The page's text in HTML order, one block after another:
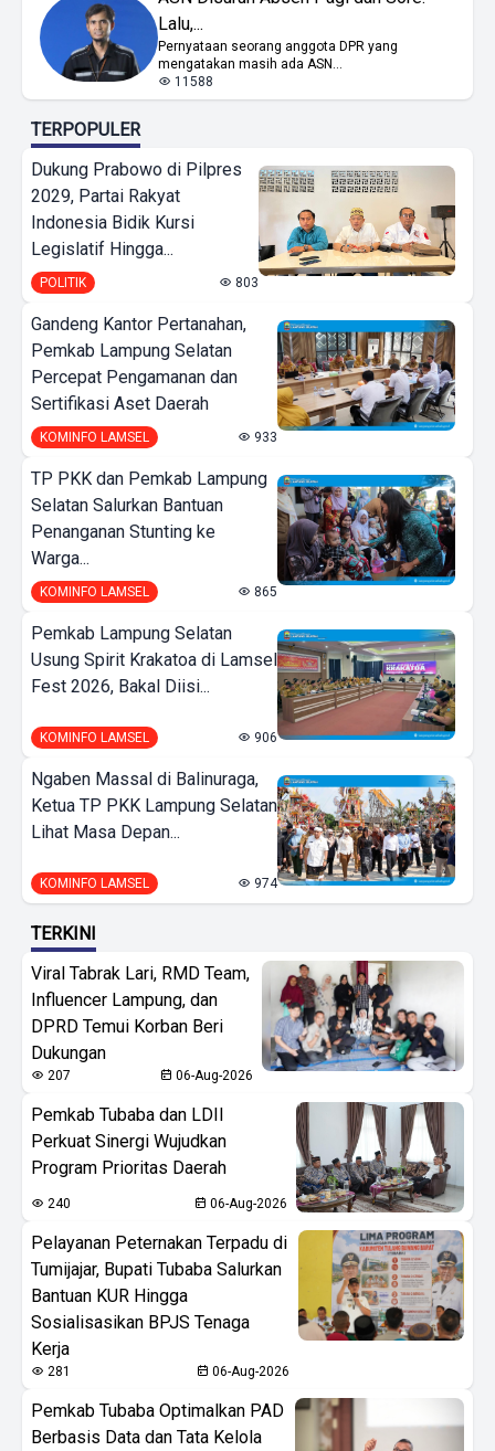
Lalu,...
Pernyataan seorang anggota DPR yang
mengatakan masih ada ASN...
11588
TERPOPULER
Dukung Prabowo di Pilpres
2029, Partai Rakyat
Indonesia Bidik Kursi
Legislatif Hingga...
POLITIK 803
Gandeng Kantor Pertanahan,
Pemkab Lampung Selatan
Percepat Pengamanan dan
Sertifikasi Aset Daerah
KOMINFO LAMSEL 933
TP PKK dan Pemkab Lampung
Selatan Salurkan Bantuan
Penanganan Stunting ke
Warga...
KOMINFO LAMSEL 865
Pemkab Lampung Selatan
Usung Spirit Krakatoa di Lamsel
Fest 2026, Bakal Diisi...
KOMINFO LAMSEL 906
Ngaben Massal di Balinuraga,
Ketua TP PKK Lampung Selatan
Lihat Masa Depan...
KOMINFO LAMSEL 974
TERKINI
Viral Tabrak Lari, RMD Team,
Influencer Lampung, dan
DPRD Temui Korban Beri
Dukungan
207 06-Aug-2026
Pemkab Tubaba dan LDII
Perkuat Sinergi Wujudkan
Program Prioritas Daerah
240 06-Aug-2026
Pelayanan Peternakan Terpadu di
Tumijajar, Bupati Tubaba Salurkan
Bantuan KUR Hingga
Sosialisasikan BPJS Tenaga
Kerja
281 06-Aug-2026
Pemkab Tubaba Optimalkan PAD
Berbasis Data dan Tata Kelola